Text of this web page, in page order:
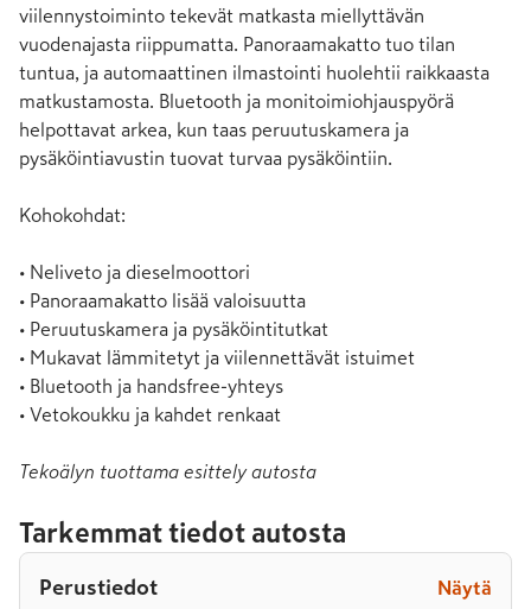
viilennystoiminto tekevät matkasta miellyttävän
vuodenajasta riippumatta. Panoraamakatto tuo tilan
tuntua, ja automaattinen ilmastointi huolehtii raikkaasta
matkustamosta. Bluetooth ja monitoimiohjauspyörä
helpottavat arkea, kun taas peruutuskamera ja
pysäköintiavustin tuovat turvaa pysäköintiin.
Kohokohdat:
• Neliveto ja dieselmoottori
• Panoraamakatto lisää valoisuutta
• Peruutuskamera ja pysäköintitutkat
• Mukavat lämmitetyt ja viilennettävät istuimet
• Bluetooth ja handsfree-yhteys
• Vetokoukku ja kahdet renkaat
Tekoälyn tuottama esittely autosta
Tarkemmat tiedot autosta
Perustiedot Näytä